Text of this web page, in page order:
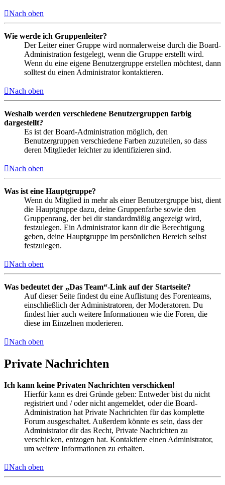
Nach oben
Wie werde ich Gruppenleiter?
Der Leiter einer Gruppe wird normalerweise durch die Board-
Administration festgelegt, wenn die Gruppe erstellt wird.
Wenn du eine eigene Benutzergruppe erstellen möchtest, dann
solltest du einen Administrator kontaktieren.
Nach oben
Weshalb werden verschiedene Benutzergruppen farbig
dargestellt?
Es ist der Board-Administration möglich, den
Benutzergruppen verschiedene Farben zuzuteilen, so dass
deren Mitglieder leichter zu identifizieren sind.
Nach oben
Was ist eine Hauptgruppe?
Wenn du Mitglied in mehr als einer Benutzergruppe bist, dient
die Hauptgruppe dazu, deine Gruppenfarbe sowie den
Gruppenrang, der bei dir standardmäßig angezeigt wird,
festzulegen. Ein Administrator kann dir die Berechtigung
geben, deine Hauptgruppe im persönlichen Bereich selbst
festzulegen.
Nach oben
Was bedeutet der „Das Team“-Link auf der Startseite?
Auf dieser Seite findest du eine Auflistung des Forenteams,
einschließlich der Administratoren, der Moderatoren. Du
findest hier auch weitere Informationen wie die Foren, die
diese im Einzelnen moderieren.
Nach oben
Private Nachrichten
Ich kann keine Privaten Nachrichten verschicken!
Hierfür kann es drei Gründe geben: Entweder bist du nicht
registriert und / oder nicht angemeldet, oder die Board-
Administration hat Private Nachrichten für das komplette
Forum ausgeschaltet. Außerdem könnte es sein, dass der
Administrator dir das Recht, Private Nachrichten zu
verschicken, entzogen hat. Kontaktiere einen Administrator,
um weitere Informationen zu erhalten.
Nach oben